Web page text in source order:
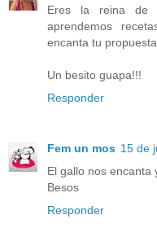
Eres la reina de
aprendemos
encanta tu
Un besito guapa!!!
Responder
Fem un mos 15 de
El gallo nos encanta
Besos
Responder